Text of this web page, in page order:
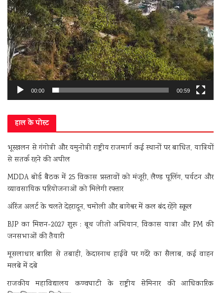
00:00 00:59
हाल के पोस्ट
भूस्खलन से गंगोत्री और यमुनोत्री राष्ट्रीय राजमार्ग कई स्थानों पर बाधित, यात्रियों
से सतर्क रहने की अपील
MDDA बोर्ड बैठक में 25 विकास प्रस्तावों को मंजूरी, लैण्ड पूलिंग, पर्यटन और
व्यावसायिक परियोजनाओं को मिलेगी रफ्तार
ऑरेंज अलर्ट के चलते देहरादून, चमोली और बागेश्वर में कल बंद रहेंगे स्कूल
BJP का मिशन-2027 शुरू : बूथ जीतो अभियान, विकास यात्रा और PM की
जनसभाओं की तैयारी
मूसलाधार बारिश से तबाही, केदारनाथ हाईवे पर गदेरे का सैलाब, कई वाहन
मलबे में दबे
राजकीय महाविद्यालय कण्वघाटी के राष्ट्रीय सेमिनार की आधिकारिक